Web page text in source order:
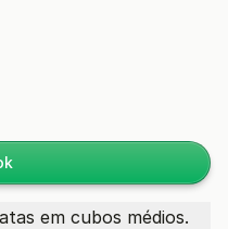
em cubos médios.